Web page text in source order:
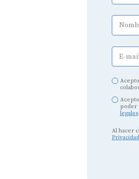
E-
poder
legales.
Al hacer
Privacidad
Audífonos